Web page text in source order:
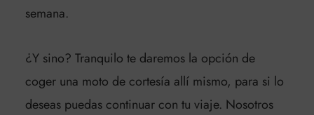
semana.
¿Y sino? Tranquilo te daremos la opción de
coger una moto de cortesía allí mismo, para si lo
deseas puedas continuar con tu viaje. Nosotros